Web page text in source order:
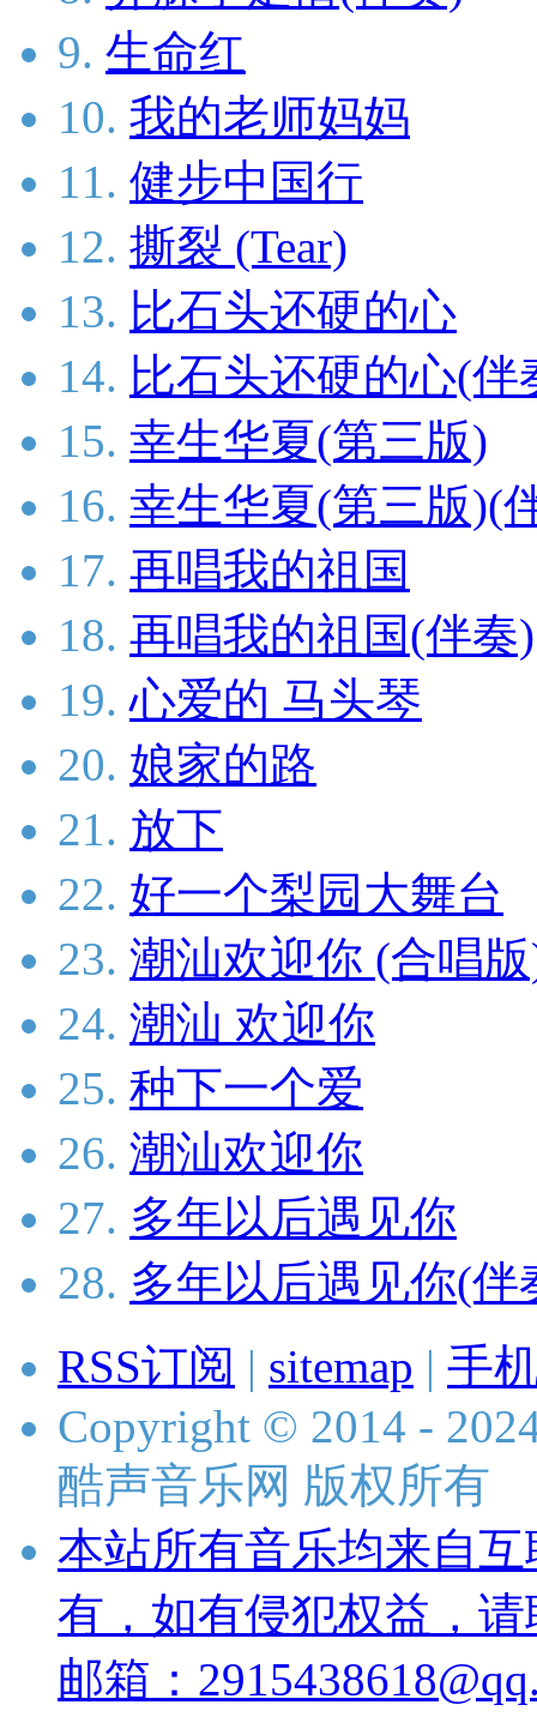
9. 生命红
10. 我的老师妈妈
11. 健步中国行
12. 撕裂 (Tear)
13. 比石头还硬的心
14. 比石头还硬的心(伴
15. 幸生华夏(第三版)
16. 幸生华夏(第三版)(
17. 再唱我的祖国
18. 再唱我的祖国(伴奏)
19. 心爱的 马头琴
20. 娘家的路
21. 放下
22. 好一个梨园大舞台
23. 潮汕欢迎你 (合唱
24. 潮汕 欢迎你
25. 种下一个爱
26. 潮汕欢迎你
27. 多年以后遇见你
28. 多年以后遇见你(伴
RSS订阅 | sitemap | 手
Copyright © 2014 -
酷声音乐网 版权所有
本站所有音乐均来自
有，如有侵犯权益，
邮箱：